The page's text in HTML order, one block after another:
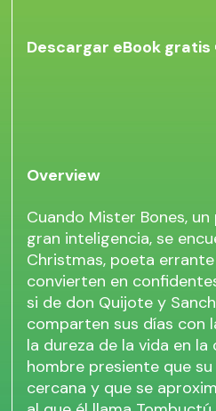
Descargar eBook
Overview
Cuando Mister Bones,
gran inteligencia, se
Christmas, poeta
convierten en
si de don Quijote y
comparten sus días con
la dureza de la vida en la
hombre presiente que
cercana y que se